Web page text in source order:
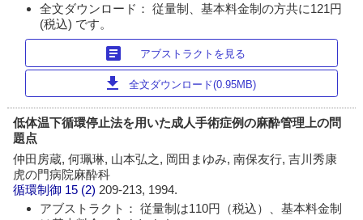
全文ダウンロード： 従量制、基本料金制の方共に121円
(税込) です。
article アブストラクトを見る
download 全文ダウンロード(0.95MB)
低体温下循環停止法を用いた成人手術症例の麻酔管理上の問
題点
仲田房蔵, 何珮琳, 山本弘之, 岡田まゆみ, 南保友行, 吉川秀康
虎の門病院麻酔科
循環制御 15 (2) 209-213, 1994.
アブストラクト： 従量制は110円（税込）、基本料金制